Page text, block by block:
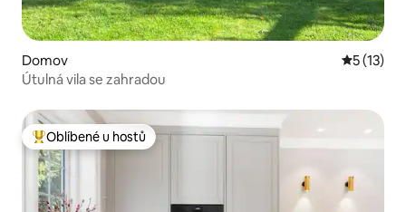
Domov
5 (13)
Útulná vila se zahradou
Nejlepší v kategorii Oblíbené u hostů
Oblíbené u hostů